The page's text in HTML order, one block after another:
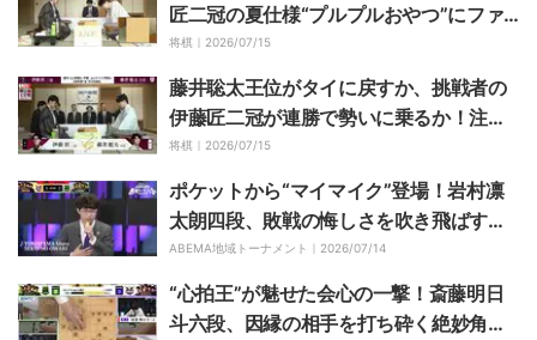
匠二冠の夏仕様“プルプルおやつ”にファ
ン興味津々「こういうのがいいんだよ」
将棋｜ 2026/07/15
藤井聡太王位がタイに戻すか、挑戦者の
伊藤匠二冠が連勝で勢いに乗るか！注目
の“有馬温泉対局”開始！／将棋・王位戦
第2局
将棋｜ 2026/07/15
ポケットから“マイマイク”登場！岩村凛
太朗四段、敗戦の悔しさを吹き飛ばす大
物級の度胸と美声に「普通に上手くて
草」の声／将棋・ABEMA地域トーナメ
ント2026
ABEMA地域トーナメント｜ 2026/07/14
“心拍王”が魅せた会心の一撃！斎藤明日
斗六段、因縁の相手を打ち砕く絶妙角に